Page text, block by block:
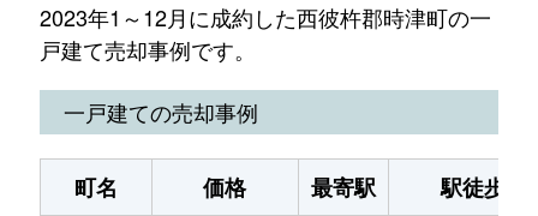
2023年1～12月に成約した西彼杵郡時津町の一
戸建て売却事例です。
一戸建ての売却事例
町名 価格 最寄駅
駅徒歩